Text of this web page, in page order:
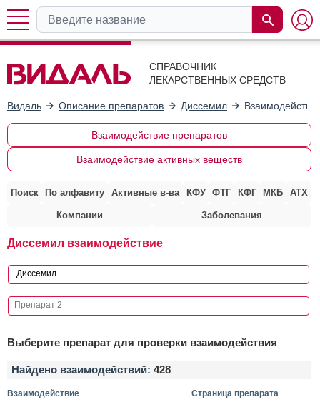
СПРАВОЧНИК
ЛЕКАРСТВЕННЫХ СРЕДСТВ
Видаль Описание препаратов Диссемил
Взаимодействие препаратов
Взаимодействие активных веществ
Поиск По алфавиту Активные в-ва КФУ ФТГ КФГ МКБ АТХ
Компании Заболевания
Диссемил взаимодействие
Выберите препарат для проверки взаимодействия
Найдено взаимодействий: 428
Взаимодействие Страница препарата